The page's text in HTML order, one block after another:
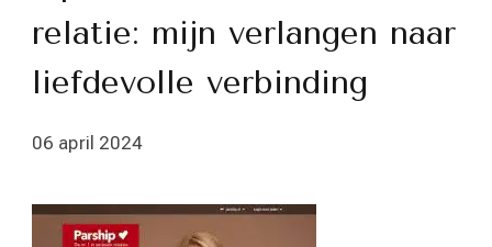
relatie: mijn verlangen naar
liefdevolle verbinding
06 april 2024